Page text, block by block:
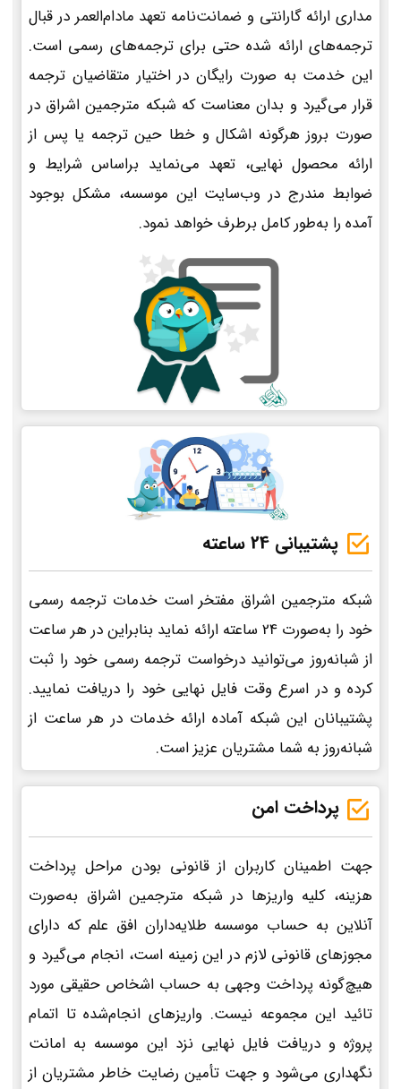
مداری ارائه گارانتی و ضمانت‌نامه تعهد مادام‌العمر در قبال
ترجمه‌های ارائه شده حتی برای ترجمه‌های رسمی است.
این خدمت به صورت رایگان در اختیار متقاضیان ترجمه
قرار می‌گیرد و بدان معناست که شبکه مترجمین اشراق در
صورت بروز هرگونه اشکال و خطا حین ترجمه یا پس از
ارائه محصول نهایی، تعهد می‌نماید براساس شرایط و
ضوابط مندرج در وب‌سایت این موسسه، مشکل بوجود
آمده را به‌طور کامل برطرف خواهد نمود.
پشتیبانی 24 ساعته
شبکه مترجمین اشراق مفتخر است خدمات ترجمه رسمی
خود را به‌صورت 24 ساعته ارائه نماید بنابراین در هر ساعت
از شبانه‌روز می‌توانید درخواست ترجمه رسمی خود را ثبت
کرده و در اسرع وقت فایل نهایی خود را دریافت نمایید.
پشتیبانان این شبکه آماده ارائه خدمات در هر ساعت از
شبانه‌روز به شما مشتریان عزیز است.
پرداخت امن
جهت اطمینان کاربران از قانونی بودن مراحل پرداخت
هزینه، کلیه واریزها در شبکه مترجمین اشراق به‌صورت
آنلاین به حساب موسسه طلایه‌داران افق علم که دارای
مجوزهای قانونی لازم در این زمینه است، انجام می‌گیرد و
هیچ‌گونه پرداخت وجهی به حساب اشخاص حقیقی مورد
تائید این مجموعه نیست. واریزهای انجام‌شده تا اتمام
پروژه و دریافت فایل نهایی نزد این موسسه به امانت
نگهداری می‌شود و جهت تأمین رضایت خاطر مشتریان از